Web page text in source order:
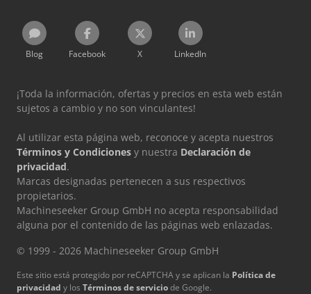
Blog Facebook X LinkedIn
¡Toda la información, ofertas y precios en esta web están
sujetos a cambio y no son vinculantes!
Al utilizar esta página web, reconoce y acepta nuestros
Términos y Condiciones y nuestra Declaración de
privacidad.
Marcas designadas pertenecen a sus respectivos
propietarios.
Machineseeker Group GmbH no acepta responsabilidad
alguna por el contenido de las páginas web enlazadas.
© 1999 - 2026 Machineseeker Group GmbH
Este sitio está protegido por reCAPTCHA y se aplican la Política de
privacidad y los Términos de serviciode Google.